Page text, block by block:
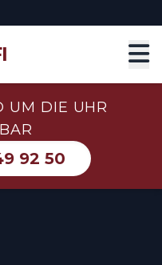
UM DIE UHR
92 50